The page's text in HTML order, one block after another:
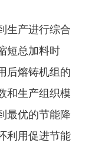
生产进行综合
短总加料时
后熔铸机组的
和生产组织模
最优的节能降
利用促进节能